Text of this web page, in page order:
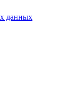
данных